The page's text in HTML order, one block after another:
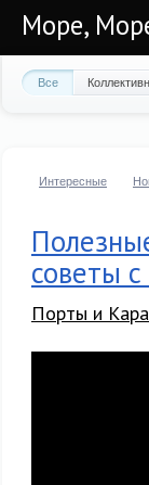
Море,
Все
Интересные
советы
Порты и